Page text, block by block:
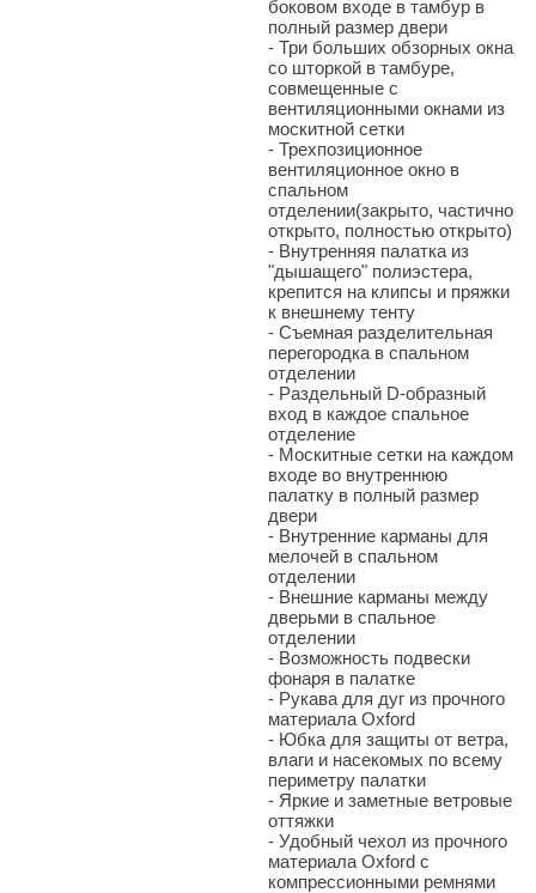
боковом входе в тамбур в
полный размер двери
- Три больших обзорных окна
со шторкой в тамбуре,
совмещенные с
вентиляционными окнами из
москитной сетки
- Трехпозиционное
вентиляционное окно в
спальном
отделении(закрыто, частично
открыто, полностью открыто)
- Внутренняя палатка из
"дышащего" полиэстера,
крепится на клипсы и пряжки
к внешнему тенту
- Съемная разделительная
перегородка в спальном
отделении
- Раздельный D-образный
вход в каждое спальное
отделение
- Москитные сетки на каждом
входе во внутреннюю
палатку в полный размер
двери
- Внутренние карманы для
мелочей в спальном
отделении
- Внешние карманы между
дверьми в спальное
отделении
- Возможность подвески
фонаря в палатке
- Рукава для дуг из прочного
материала Oxford
- Юбка для защиты от ветра,
влаги и насекомых по всему
периметру палатки
- Яркие и заметные ветровые
оттяжки
- Удобный чехол из прочного
материала Oxford с
компрессионными ремнями